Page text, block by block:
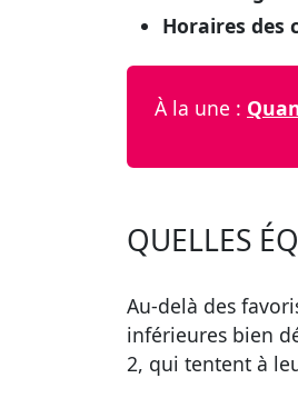
Horaires des
À la une :
QUELLES
Au-delà des
inférieures bien
2, qui tentent à